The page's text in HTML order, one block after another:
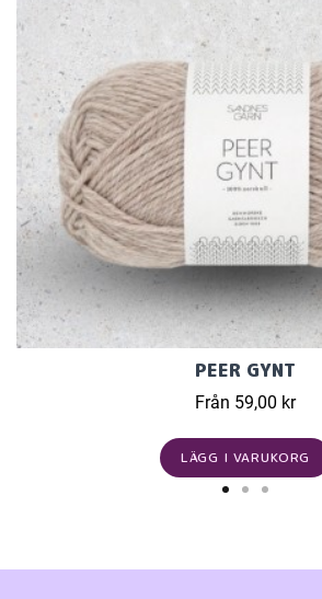
PEER GYNT
Från 59,00 kr
LÄGG I VARUKORG